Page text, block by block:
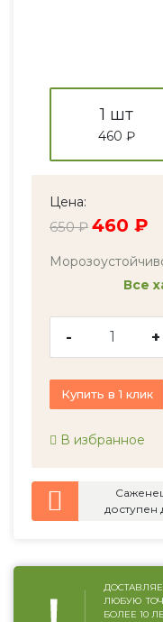
1 шт
460 ₽
Цена:
650 ₽ 460 ₽
Все
- +
Купить в 1 клик
В избранное
доступен
ЛЮБУЮ
БОЛЕЕ 10